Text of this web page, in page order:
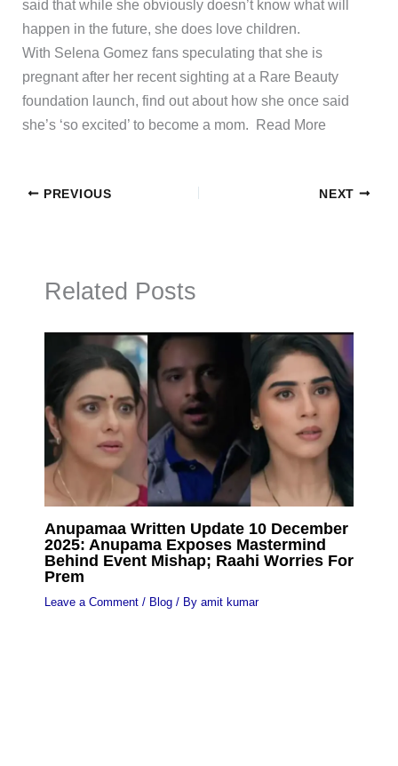
said that while she obviously doesn’t know what will
happen in the future, she does love children.
​With Selena Gomez fans speculating that she is
pregnant after her recent sighting at a Rare Beauty
foundation launch, find out about how she once said
she’s ‘so excited’ to become a mom. ​Read More
PREVIOUS NEXT
Related Posts
Anupamaa Written Update 10 December
2025: Anupama Exposes Mastermind
Behind Event Mishap; Raahi Worries For
Prem
Leave a Comment / Blog/ By amit kumar